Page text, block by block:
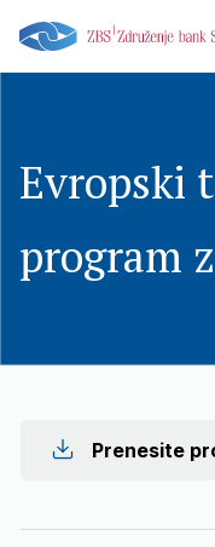
Evropski
program
Prenesite